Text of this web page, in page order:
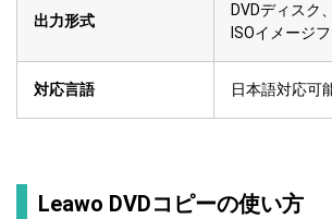
出力形式
DVDディスク
ISOイメージ
対応言語 日本語対応可
Leawo DVDコピーの使い方